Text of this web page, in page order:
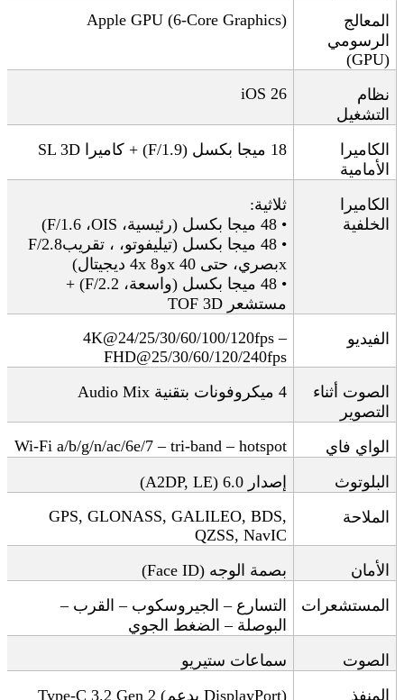
المعالج
الرسومي
(GPU)
Apple GPU (6-Core Graphics)
نظام
التشغيل
iOS 26
الكاميرا
الأمامية
18 ميجا بكسل (F/1.9) + كاميرا SL 3D
الكاميرا
الخلفية
ثلاثية:
• 48
ميجا بكسل (رئيسية، F/1.6،OIS)
• 48
ميجا بكسل (تيليفوتو، F/2.8، تقريب
4x و8x بصري، حتى 40x ديجيتال)
• 48
ميجا بكسل (واسعة، F/2.2) +
مستشعر TOF 3D
الفيديو
4K@24/25/30/60/100/120fps –
FHD@25/30/60/120/240fps
الصوت أثناء
التصوير
4 ميكروفونات بتقنية Audio Mix
الواي فاي
Wi-Fi a/b/g/n/ac/6e/7 – tri-band – hotspot
البلوتوث
إصدار 6.0
(A2DP, LE)
الملاحة
GPS, GLONASS, GALILEO, BDS,
QZSS, NavIC
الأمان
بصمة الوجه (Face ID)
المستشعرات
التسارع – الجيروسكوب – القرب –
البوصلة – الضغط الجوي
الصوت
سماعات ستيريو
المنفذ
Type-C 3.2 Gen 2 (يدعم DisplayPort)